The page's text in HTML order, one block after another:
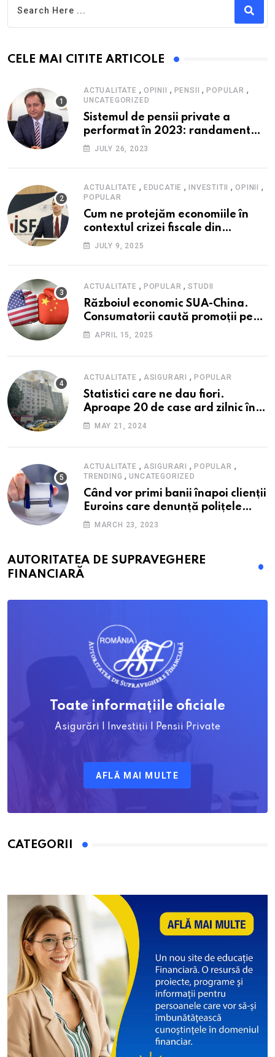
CELE MAI CITITE ARTICOLE
ACTUALITATE , OPINII , PENSII ,POPULAR ,
UNCATEGORIZED
Sistemul de pensii private a
performat în 2023: randament
peste inflație, active și plăți la
cadrul ofertei Hidroelectrica,
reziliența la crize
JULY 26, 2023
ACTUALITATE , EDUCATIE ,INVESTITII ,OPINII ,
POPULAR
Cum ne protejăm economiile în
contextul crizei fiscale din
România- Valentin Ionescu,
Financiare (ISF)
JULY 9, 2025
ACTUALITATE , POPULAR ,STUDII
Războiul economic SUA-China.
Consumatorii caută promoții pe
fondul scumpirilor, mai ales la
APRIL 15, 2025
ACTUALITATE , ASIGURARI ,POPULAR
Statistici care ne dau fiori.
Aproape 20 de case ard zilnic în
România, iar pagubele au
nici 40 de lei pe lună
MAY 21, 2024
ACTUALITATE , ASIGURARI ,POPULAR ,
TRENDING ,UNCATEGORIZED
Când vor primi banii înapoi clienții
Euroins care denunță polițele
RCA? Toți pașii și toate termenele
MARCH 23, 2023
AUTORITATEA DE SUPRAVEGHERE
FINANCIARĂ
Toate informațiile oficiale
Asigurări | Investiții | Pensii Private
AFLĂ MAI MULTE
CATEGORII